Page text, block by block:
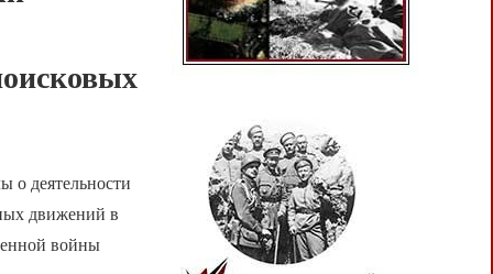
о деятельности
движений в
войны